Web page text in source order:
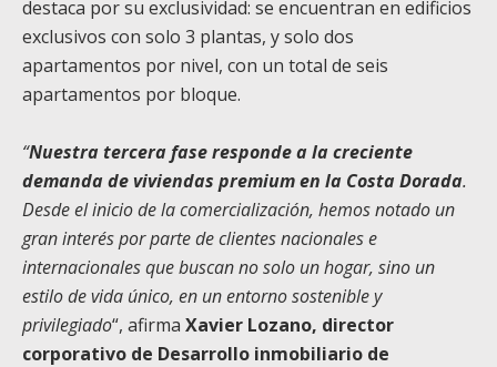
destaca por su exclusividad: se encuentran en edificios
exclusivos con solo 3 plantas, y solo dos
apartamentos por nivel, con un total de seis
apartamentos por bloque.
“Nuestra tercera fase responde a la creciente
demanda de viviendas premium en la Costa Dorada.
Desde el inicio de la comercialización, hemos notado un
gran interés por parte de clientes nacionales e
internacionales que buscan no solo un hogar, sino un
estilo de vida único, en un entorno sostenible y
privilegiado“, afirma Xavier Lozano, director
corporativo de Desarrollo inmobiliario de